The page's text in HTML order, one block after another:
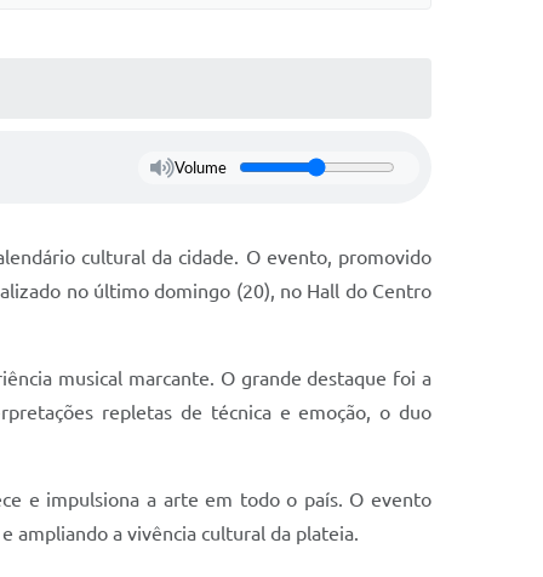
Volume
cultural da cidade. O evento, promovido
no último domingo (20), no Hall do Centro
musical marcante. O grande destaque foi a
repletas de técnica e emoção, o duo
e impulsiona a arte em todo o país. O evento
ampliando a vivência cultural da plateia.